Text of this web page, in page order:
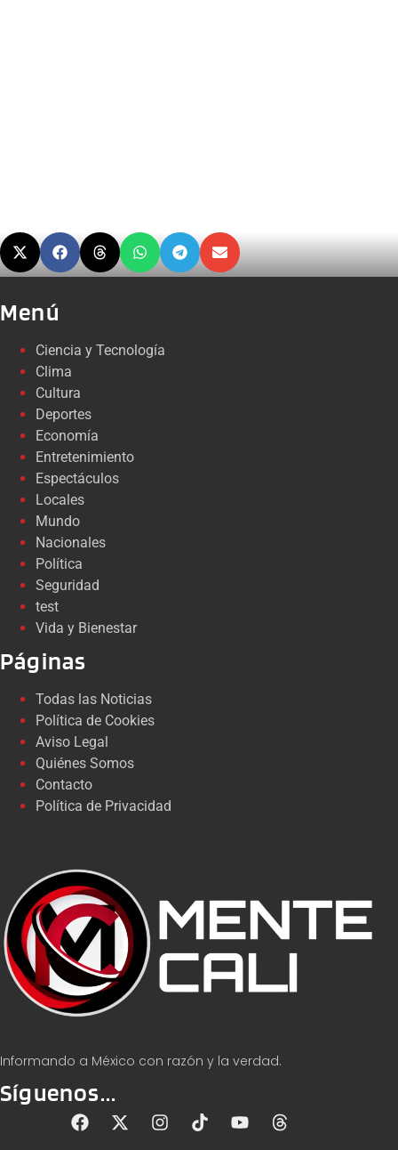
Informando a México con razón y la verdad.
Síguenos...
Menú
Ciencia y Tecnología
Clima
Cultura
Deportes
Economía
Entretenimiento
Espectáculos
Locales
Mundo
Nacionales
Política
Seguridad
test
Vida y Bienestar
Páginas
Todas las Noticias
Política de Cookies
Aviso Legal
Quiénes Somos
Contacto
Política de Privacidad